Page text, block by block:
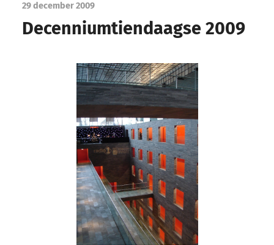
29 december 2009
Decenniumtiendaagse 2009